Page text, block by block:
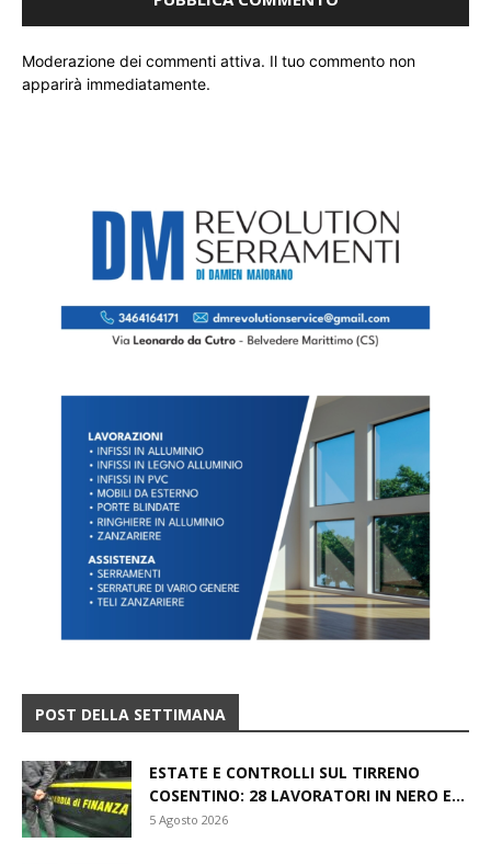
Moderazione dei commenti attiva. Il tuo commento non
apparirà immediatamente.
POST DELLA SETTIMANA
ESTATE E CONTROLLI SUL TIRRENO
COSENTINO: 28 LAVORATORI IN NERO E...
5 Agosto 2026